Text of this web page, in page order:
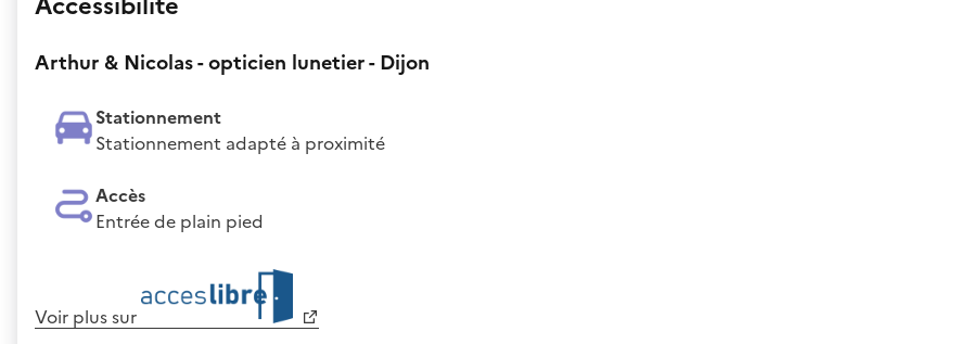
Arthur & Nicolas - opticien lunetier - Dijon
Stationnement
Stationnement adapté à proximité
Accès
Entrée de plain pied
Voir plus sur